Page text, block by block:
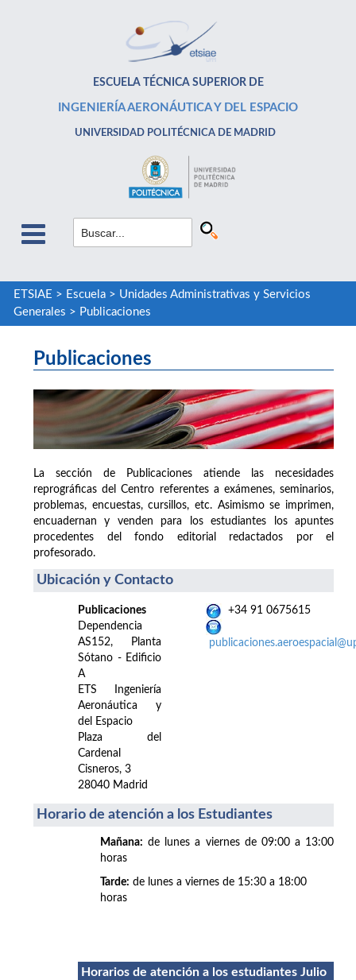
ESCUELA TÉCNICA SUPERIOR DE
INGENIERÍA AERONÁUTICA Y DEL ESPACIO
UNIVERSIDAD POLITÉCNICA DE MADRID
ETSIAE > Escuela> Unidades Administrativas y Servicios
Generales > Publicaciones
Publicaciones
La sección de Publicaciones atiende las necesidades
reprográficas del Centro referentes a exámenes, seminarios,
problemas, encuestas, cursillos, etc. Asimismo se imprimen,
encuadernan y venden para los estudiantes los apuntes
procedentes del fondo editorial redactados por el
profesorado.
Ubicación y Contacto
Publicaciones
Dependencia
AS152, Planta
Sótano - Edificio
A
ETS Ingeniería
Aeronáutica y
del Espacio
Plaza del
Cardenal
Cisneros, 3
28040 Madrid
+34 91 0675615
Horario de atención a los Estudiantes
Mañana: de lunes a viernes de 09:00 a 13:00
horas
Tarde: de lunes a viernes de 15:30 a 18:00
horas
Horarios de atención a los estudiantes Julio